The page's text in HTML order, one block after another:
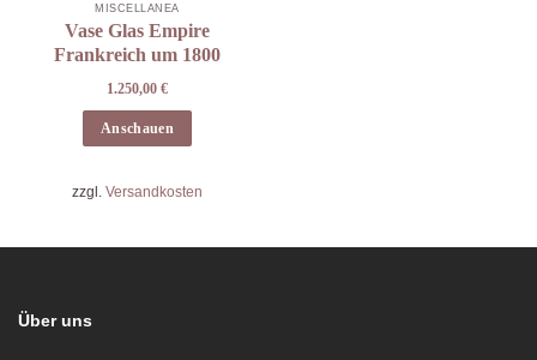
MISCELLANEA
Vase Glas Empire
Frankreich um 1800
1.250,00 €
Anschauen
zzgl. Versandkosten
Über uns